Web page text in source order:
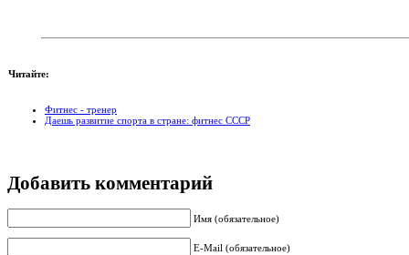
Читайте:
Фитнес - тренер
Даешь развитие спорта в стране: фитнес СССР
Добавить комментарий
Имя (обязательное)
E-Mail (обязательное)